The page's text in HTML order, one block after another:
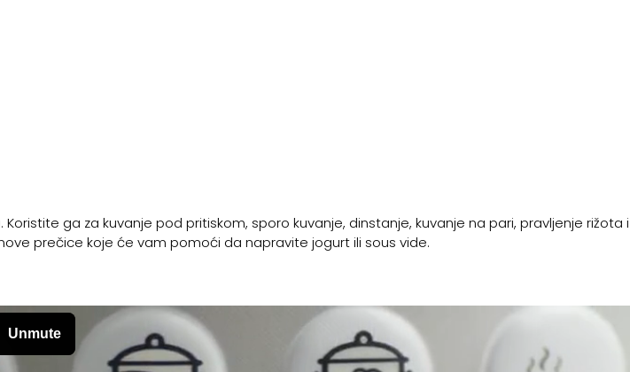
ga za kuvanje pod pritiskom, sporo kuvanje, dinstanje, kuvanje na pari, pravljenje rižota i
prečice koje će vam pomoći da napravite jogurt ili sous vide.